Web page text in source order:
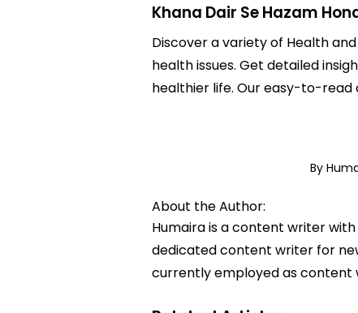
Khana Dair Se Hazam
Discover a variety of Health
health issues. Get detailed
healthier life. Our easy-to-
By
About the Author:
Humaira is a content writer
dedicated content writer for
currently employed as content